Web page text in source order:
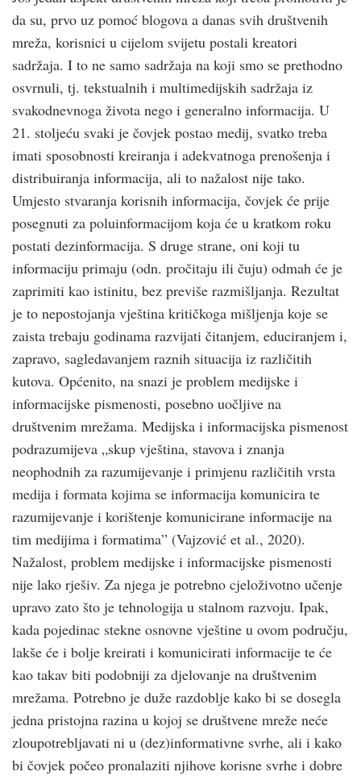
da su, prvo uz pomoć blogova a danas svih društvenih
mreža, korisnici u cijelom svijetu postali kreatori
sadržaja. I to ne samo sadržaja na koji smo se prethodno
osvrnuli, tj. tekstualnih i multimedijskih sadržaja iz
svakodnevnoga života nego i generalno informacija. U
21. stoljeću svaki je čovjek postao medij, svatko treba
imati sposobnosti kreiranja i adekvatnoga prenošenja i
distribuiranja informacija, ali to nažalost nije tako.
Umjesto stvaranja korisnih informacija, čovjek će prije
posegnuti za poluinformacijom koja će u kratkom roku
postati dezinformacija. S druge strane, oni koji tu
informaciju primaju (odn. pročitaju ili čuju) odmah će je
zaprimiti kao istinitu, bez previše razmišljanja. Rezultat
je to nepostojanja vještina kritičkoga mišljenja koje se
zaista trebaju godinama razvijati čitanjem, educiranjem i,
zapravo, sagledavanjem raznih situacija iz različitih
kutova. Općenito, na snazi je problem medijske i
informacijske pismenosti, posebno uočljive na
društvenim mrežama. Medijska i informacijska pismenost
podrazumijeva „skup vještina, stavova i znanja
neophodnih za razumijevanje i primjenu različitih vrsta
medija i formata kojima se informacija komunicira te
razumijevanje i korištenje komunicirane informacije na
tim medijima i formatima” (Vajzović et al., 2020).
Nažalost, problem medijske i informacijske pismenosti
nije lako rješiv. Za njega je potrebno cjeloživotno učenje
upravo zato što je tehnologija u stalnom razvoju. Ipak,
kada pojedinac stekne osnovne vještine u ovom području,
lakše će i bolje kreirati i komunicirati informacije te će
kao takav biti podobniji za djelovanje na društvenim
mrežama. Potrebno je duže razdoblje kako bi se dosegla
jedna pristojna razina u kojoj se društvene mreže neće
zloupotrebljavati ni u (dez)informativne svrhe, ali i kako
bi čovjek počeo pronalaziti njihove korisne svrhe i dobre